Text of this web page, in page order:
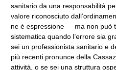
sanitario da una responsabilità
valore riconosciuto
ne è espressione — ma non può
sistematica quando l’errore sia
sei un professionista sanitario e
più recenti pronunce della
attività, o se sei una struttura